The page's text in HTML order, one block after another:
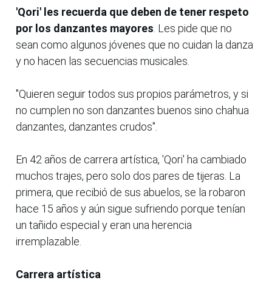
'Qori' les recuerda que deben de tener respeto
por los danzantes mayores . Les pide que no
sean como algunos jóvenes que no cuidan la danza
y no hacen las secuencias musicales.
"Quieren seguir todos sus propios parámetros, y si
no cumplen no son danzantes buenos sino chahua
danzantes, danzantes crudos".
En 42 años de carrera artística, 'Qori' ha cambiado
muchos trajes, pero solo dos pares de tijeras. La
primera, que recibió de sus abuelos, se la robaron
hace 15 años y aún sigue sufriendo porque tenían
un tañido especial y eran una herencia
irremplazable.
Carrera artística